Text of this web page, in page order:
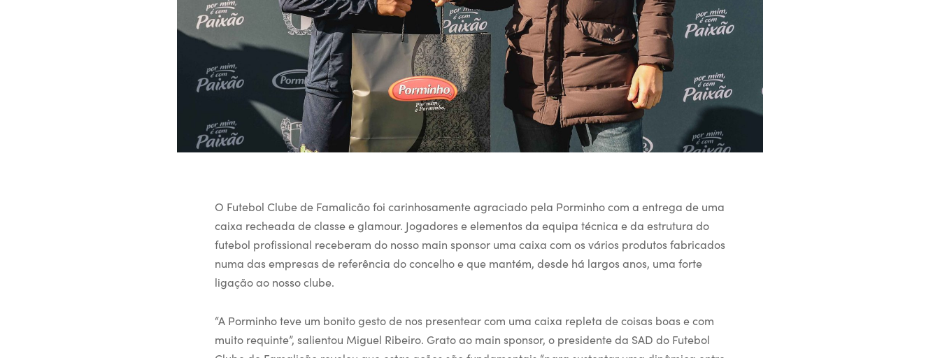
O Futebol Clube de Famalicão foi carinhosamente agraciado pela Porminho com a entrega de uma
caixa recheada de classe e glamour. Jogadores e elementos da equipa técnica e da estrutura do
futebol profissional receberam do nosso main sponsor uma caixa com os vários produtos fabricados
numa das empresas de referência do concelho e que mantém, desde há largos anos, uma forte
ligação ao nosso clube.
“A Porminho teve um bonito gesto de nos presentear com uma caixa repleta de coisas boas e com
muito requinte”, salientou Miguel Ribeiro. Grato ao main sponsor, o presidente da SAD do Futebol